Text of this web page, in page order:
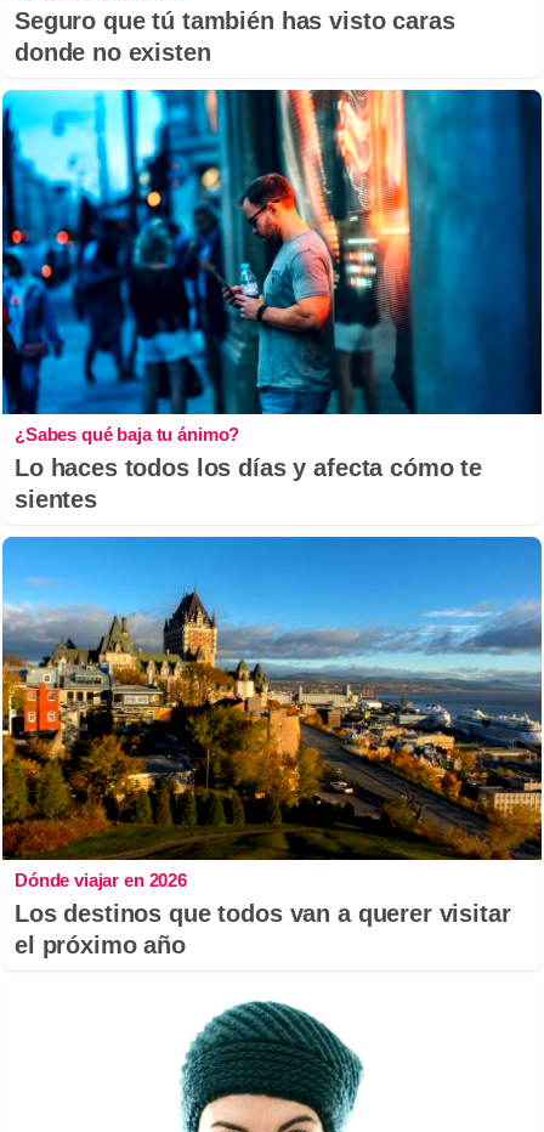
Seguro que tú también has visto caras
donde no existen
¿Sabes qué baja tu ánimo?
Lo haces todos los días y afecta cómo te
sientes
Dónde viajar en 2026
Los destinos que todos van a querer visitar
el próximo año